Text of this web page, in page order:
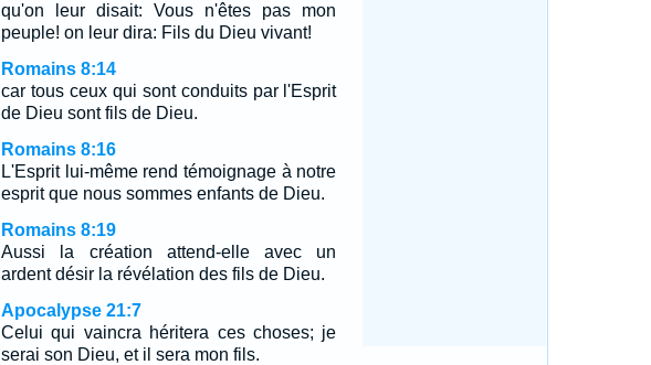
qu'on leur disait: Vous n'êtes pas mon
peuple! on leur dira: Fils du Dieu vivant!
Romains 8:14
car tous ceux qui sont conduits par l'Esprit
de Dieu sont fils de Dieu.
Romains 8:16
L'Esprit lui-même rend témoignage à notre
esprit que nous sommes enfants de Dieu.
Romains 8:19
Aussi la création attend-elle avec un
ardent désir la révélation des fils de Dieu.
Apocalypse 21:7
Celui qui vaincra héritera ces choses; je
serai son Dieu, et il sera mon fils.